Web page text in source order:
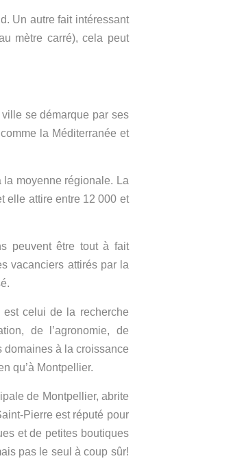
Un autre fait intéressant
mètre carré), cela peut
se démarque par ses
la Méditerranée et
moyenne régionale. La
elle attire entre 12 000 et
peuvent être tout à fait
vacanciers attirés par la
est celui de la recherche
de l’agronomie, de
domaines à la croissance
qu’à Montpellier.
de Montpellier, abrite
Pierre est réputé pour
et de petites boutiques
pas le seul à coup sûr!